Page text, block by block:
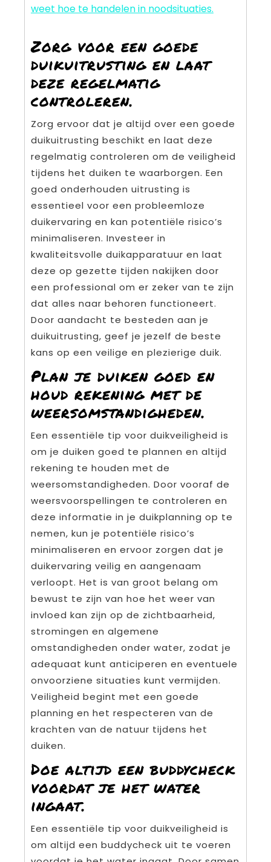
weet hoe te handelen in noodsituaties.
Zorg voor een goede
duikuitrusting en laat
deze regelmatig
controleren.
Zorg ervoor dat je altijd over een goede
duikuitrusting beschikt en laat deze
regelmatig controleren om de veiligheid
tijdens het duiken te waarborgen. Een
goed onderhouden uitrusting is
essentieel voor een probleemloze
duikervaring en kan potentiële risico’s
minimaliseren. Investeer in
kwaliteitsvolle duikapparatuur en laat
deze op gezette tijden nakijken door
een professional om er zeker van te zijn
dat alles naar behoren functioneert.
Door aandacht te besteden aan je
duikuitrusting, geef je jezelf de beste
kans op een veilige en plezierige duik.
Plan je duiken goed en
houd rekening met de
weersomstandigheden.
Een essentiële tip voor duikveiligheid is
om je duiken goed te plannen en altijd
rekening te houden met de
weersomstandigheden. Door vooraf de
weersvoorspellingen te controleren en
deze informatie in je duikplanning op te
nemen, kun je potentiële risico’s
minimaliseren en ervoor zorgen dat je
duikervaring veilig en aangenaam
verloopt. Het is van groot belang om
bewust te zijn van hoe het weer van
invloed kan zijn op de zichtbaarheid,
stromingen en algemene
omstandigheden onder water, zodat je
adequaat kunt anticiperen en eventuele
onvoorziene situaties kunt vermijden.
Veiligheid begint met een goede
planning en het respecteren van de
krachten van de natuur tijdens het
duiken.
Doe altijd een buddycheck
voordat je het water
ingaat.
Een essentiële tip voor duikveiligheid is
om altijd een buddycheck uit te voeren